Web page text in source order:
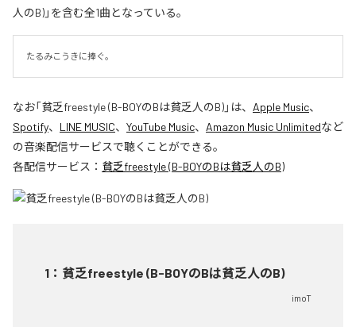
人のB)」を含む全1曲となっている。
たるみこうきに捧ぐ。
なお「貧乏freestyle (B-BOYのBは貧乏人のB)」は、 Apple Music、
Spotify、 LINE MUSIC、 YouTube Music、 Amazon Music Unlimitedなど
の音楽配信サービスで聴くことができる。
各配信サービス： 貧乏freestyle (B-BOYのBは貧乏人のB)
1 ： 貧乏freestyle (B-BOYのBは貧乏人のB)
imoT